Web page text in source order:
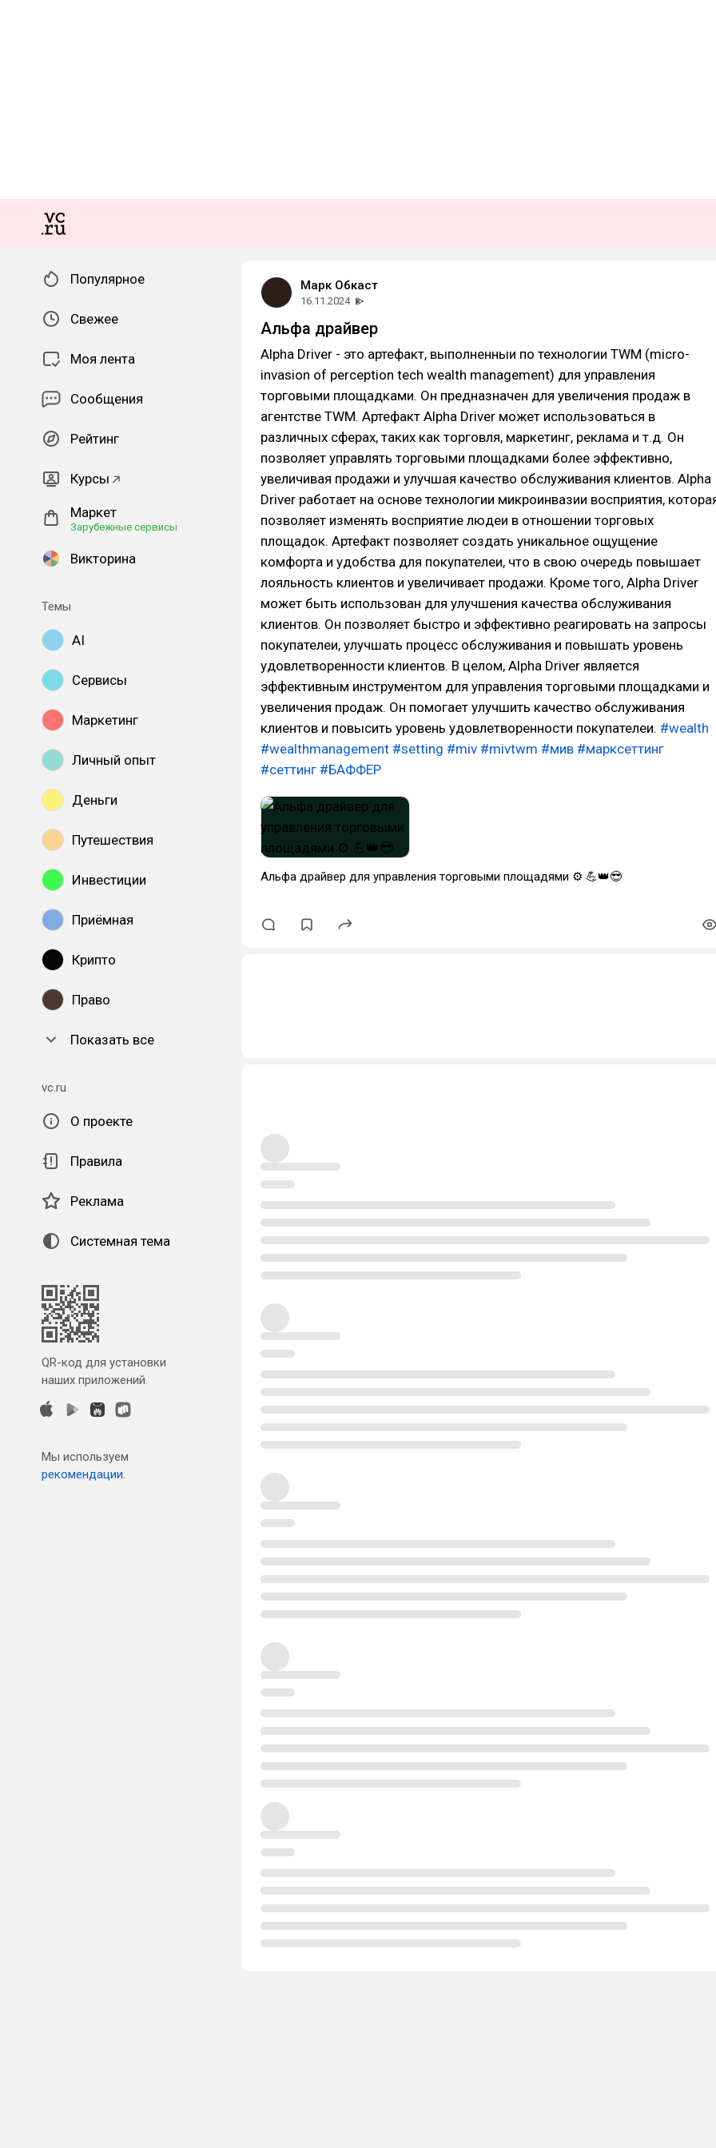
Популярное
Свежее
Моя лента
Сообщения
Рейтинг
Курсы
Маркет
Зарубежные сервисы
Викторина
Темы
AI
Сервисы
Маркетинг
Личный опыт
Деньги
Путешествия
Инвестиции
Приёмная
Крипто
Право
Показать все
vc.ru
О проекте
Правила
Реклама
Системная тема
QR-код для установки
наших приложений.
Мы используем
рекомендации.
Марк Обкаст
16.11.2024
Альфа драйвер
Alpha Driver - это артефакт, выполненныи по технологии TWM (micro-
invasion of perception tech wealth management) для управления
торговыми площадками. Он предназначен для увеличения продаж в
агентстве TWM. Артефакт Alpha Driver может использоваться в
различных сферах, таких как торговля, маркетинг, реклама и т.д. Он
позволяет управлять торговыми площадками более эффективно,
увеличивая продажи и улучшая качество обслуживания клиентов. Alpha
Driver работает на основе технологии микроинвазии восприятия,
позволяет изменять восприятие людеи в отношении торговых
площадок. Артефакт позволяет создать уникальное ощущение
комфорта и удобства для покупателеи, что в свою очередь повышает
лояльность клиентов и увеличивает продажи. Кроме того, Alpha Driver
может быть использован для улучшения качества обслуживания
клиентов. Он позволяет быстро и эффективно реагировать на запросы
покупателеи, улучшать процесс обслуживания и повышать уровень
удовлетворенности клиентов. В целом, Alpha Driver является
эффективным инструментом для управления торговыми площадками и
увеличения продаж. Он помогает улучшить качество обслуживания
клиентов и повысить уровень удовлетворенности покупателеи. #wealth
#wealthmanagement #setting #miv #mivtwm #мив #марксеттинг
#сеттинг #БАФФЕР
Альфа драйвер для управления торговыми площадями ⚙ 💪👑😎